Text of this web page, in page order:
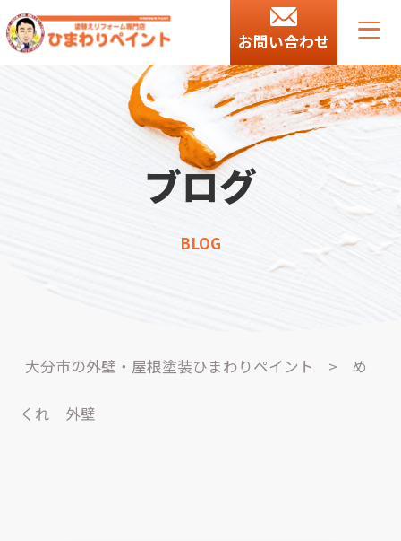
お問い合わせ
ブログ
BLOG
大分市の外壁・屋根塗装ひまわりペイント > め
くれ 外壁